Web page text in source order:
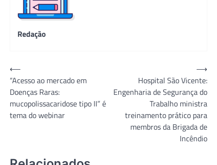
Redação
Navegação
de
Post
⟵
“Acesso ao mercado em
Doenças Raras:
mucopolissacaridose tipo II” é
tema do webinar
Hospital São Vicente:
Engenharia de Segurança do
Trabalho ministra
treinamento prático para
membros da Brigada de
Incêndio
⟶